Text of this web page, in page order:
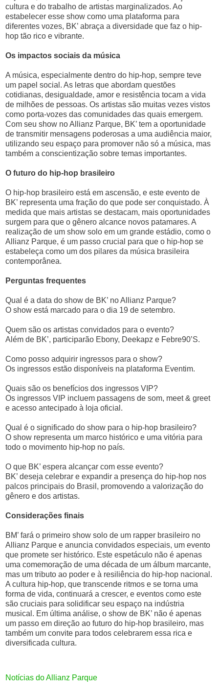
cultura e do trabalho de artistas marginalizados. Ao
estabelecer esse show como uma plataforma para
diferentes vozes, BK’ abraça a diversidade que faz o hip-
hop tão rico e vibrante.
Os impactos sociais da música
A música, especialmente dentro do hip-hop, sempre teve
um papel social. As letras que abordam questões
cotidianas, desigualdade, amor e resistência tocam a vida
de milhões de pessoas. Os artistas são muitas vezes vistos
como porta-vozes das comunidades das quais emergem.
Com seu show no Allianz Parque, BK’ tem a oportunidade
de transmitir mensagens poderosas a uma audiência maior,
utilizando seu espaço para promover não só a música, mas
também a conscientização sobre temas importantes.
O futuro do hip-hop brasileiro
O hip-hop brasileiro está em ascensão, e este evento de
BK’ representa uma fração do que pode ser conquistado. À
medida que mais artistas se destacam, mais oportunidades
surgem para que o gênero alcance novos patamares. A
realização de um show solo em um grande estádio, como o
Allianz Parque, é um passo crucial para que o hip-hop se
estabeleça como um dos pilares da música brasileira
contemporânea.
Perguntas frequentes
Qual é a data do show de BK’ no Allianz Parque?
O show está marcado para o dia 19 de setembro.
Quem são os artistas convidados para o evento?
Além de BK’, participarão Ebony, Deekapz e Febre90’S.
Como posso adquirir ingressos para o show?
Os ingressos estão disponíveis na plataforma Eventim.
Quais são os benefícios dos ingressos VIP?
Os ingressos VIP incluem passagens de som, meet & greet
e acesso antecipado à loja oficial.
Qual é o significado do show para o hip-hop brasileiro?
O show representa um marco histórico e uma vitória para
todo o movimento hip-hop no país.
O que BK’ espera alcançar com esse evento?
BK’ deseja celebrar e expandir a presença do hip-hop nos
palcos principais do Brasil, promovendo a valorização do
gênero e dos artistas.
Considerações finais
BM’ fará o primeiro show solo de um rapper brasileiro no
Allianz Parque e anuncia convidados especiais, um evento
que promete ser histórico. Este espetáculo não é apenas
uma comemoração de uma década de um álbum marcante,
mas um tributo ao poder e à resiliência do hip-hop nacional.
A cultura hip-hop, que transcende ritmos e se torna uma
forma de vida, continuará a crescer, e eventos como este
são cruciais para solidificar seu espaço na indústria
musical. Em última análise, o show de BK’ não é apenas
um passo em direção ao futuro do hip-hop brasileiro, mas
também um convite para todos celebrarem essa rica e
diversificada cultura.
Notícias do Allianz Parque